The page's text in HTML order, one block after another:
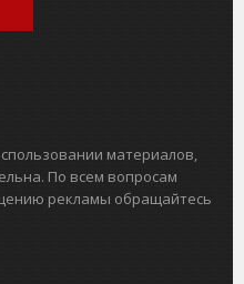
материалов,
По всем вопросам
рекламы обращайтесь